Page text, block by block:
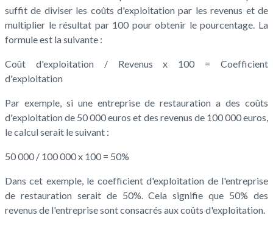
suffit de diviser les coûts d'exploitation par les revenus et de
multiplier le résultat par 100 pour obtenir le pourcentage. La
formule est la suivante :
Coût d'exploitation / Revenus x 100 = Coefficient
d'exploitation
Par exemple, si une entreprise de restauration a des coûts
d'exploitation de 50 000 euros et des revenus de 100 000 euros,
le calcul serait le suivant :
50 000 / 100 000 x 100 = 50%
Dans cet exemple, le coefficient d'exploitation de l'entreprise
de restauration serait de 50%. Cela signifie que 50% des
revenus de l'entreprise sont consacrés aux coûts d'exploitation.